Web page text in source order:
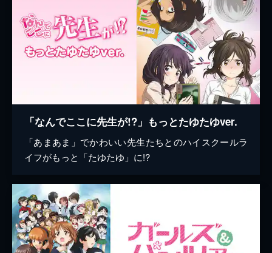
「なんでここに先生が!?」もっとたゆたゆver.
「あまあま」でかわいい先生たちとのハイスクールラ
イフがもっと「たゆたゆ」に!?